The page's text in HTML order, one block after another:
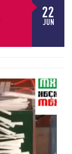
22
JUN